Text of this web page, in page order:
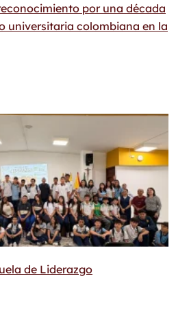
por una década
universitaria colombiana en la
de Liderazgo